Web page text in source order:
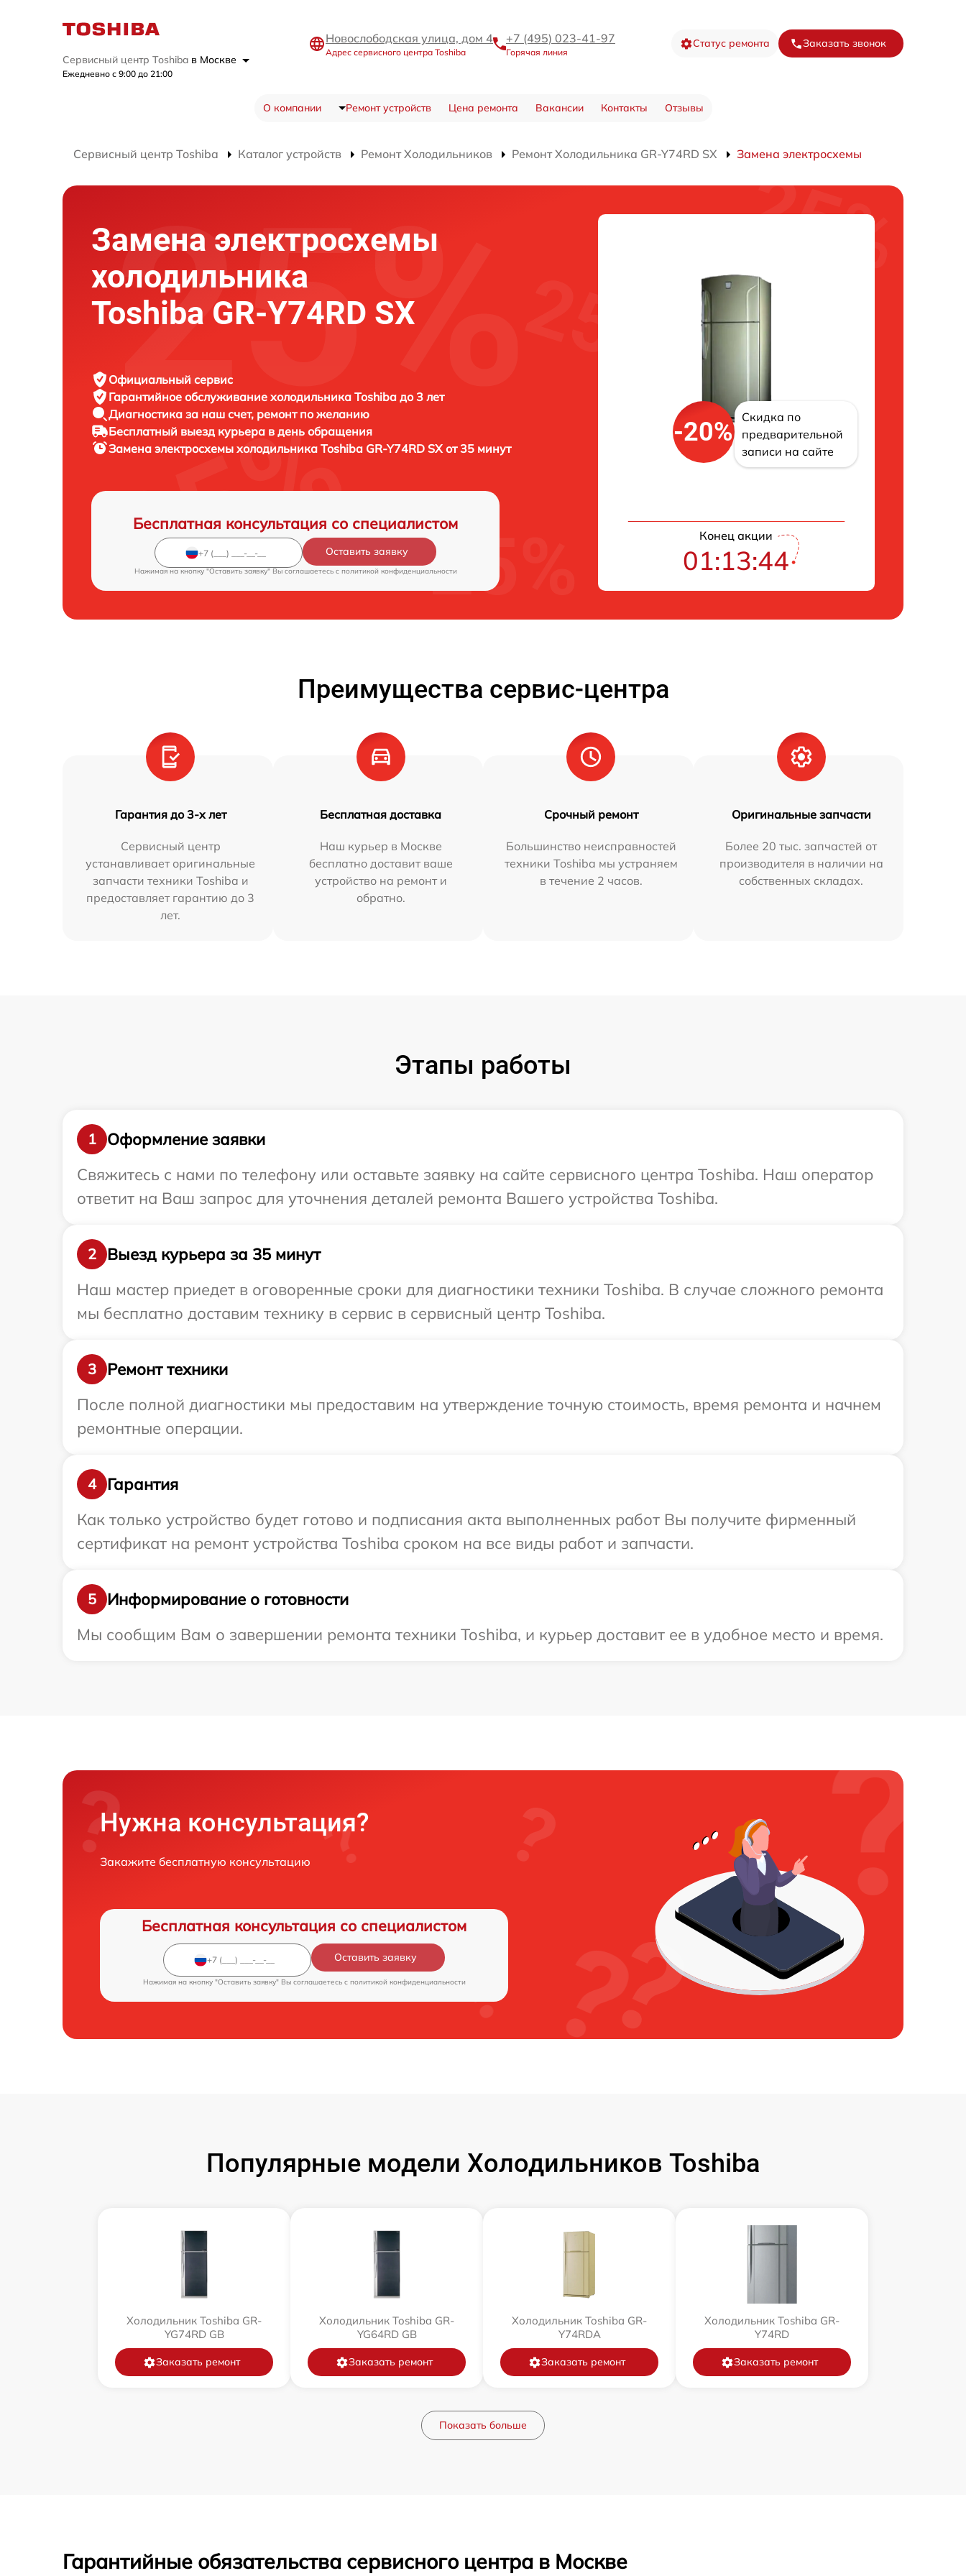
Сервисный центр Toshiba в Москве
Ежедневно с 9:00 до 21:00
Новослободская улица, дом 4
Адрес сервисного центра Toshiba
+7 (495) 023-41-97
Горячая линия
Статус ремонта Заказать звонок
О компании Ремонт устройств Цена ремонта Вакансии Контакты Отзывы
Сервисный центр Toshiba Каталог устройств Ремонт Холодильников Ремонт Холодильника GR-Y74RD SX Замена электросхемы
Замена электросхемы
холодильника
Toshiba GR-Y74RD SX
Официальный сервис
Гарантийное обслуживание холодильника Toshiba до 3 лет
Диагностика за наш счет, ремонт по желанию
Бесплатный выезд курьера в день обращения
Замена электросхемы холодильника Toshiba GR-Y74RD SX от 35 минут
Бесплатная консультация со специалистом
Оставить заявку
Нажимая на кнопку "Оставить заявку" Вы соглашаетесь c политикой конфиденциальности
-20%
Скидка по
предварительной
записи на сайте
Конец акции
01:13:43
Преимущества сервис-центра
Гарантия до 3-х лет
Сервисный центр
устанавливает оригинальные
запчасти техники Toshiba и
предоставляет гарантию до 3
лет.
Бесплатная доставка
Наш курьер в Москве
бесплатно доставит ваше
устройство на ремонт и
обратно.
Срочный ремонт
Большинство неисправностей
техники Toshiba мы устраняем
в течение 2 часов.
Оригинальные запчасти
Более 20 тыс. запчастей от
производителя в наличии на
собственных складах.
Этапы работы
1
Оформление заявки
Свяжитесь с нами по телефону или оставьте заявку на сайте сервисного центра Toshiba. Наш оператор
ответит на Ваш запрос для уточнения деталей ремонта Вашего устройства Toshiba.
2
Выезд курьера за 35 минут
Наш мастер приедет в оговоренные сроки для диагностики техники Toshiba. В случае сложного ремонта
мы бесплатно доставим технику в сервис в сервисный центр Toshiba.
3
Ремонт техники
После полной диагностики мы предоставим на утверждение точную стоимость, время ремонта и начнем
ремонтные операции.
4
Гарантия
Как только устройство будет готово и подписания акта выполненных работ Вы получите фирменный
сертификат на ремонт устройства Toshiba сроком на все виды работ и запчасти.
5
Информирование о готовности
Мы сообщим Вам о завершении ремонта техники Toshiba, и курьер доставит ее в удобное место и время.
Нужна консультация?
Закажите бесплатную консультацию
Бесплатная консультация со специалистом
Оставить заявку
Нажимая на кнопку "Оставить заявку" Вы соглашаетесь c политикой конфиденциальности
Популярные модели Холодильников Toshiba
Холодильник Toshiba GR-
YG74RD GB
Заказать ремонт
Холодильник Toshiba GR-
YG64RD GB
Заказать ремонт
Холодильник Toshiba GR-
Y74RDA
Заказать ремонт
Холодильник Toshiba GR-
Y74RD
Заказать ремонт
Показать больше
Гарантийные обязательства сервисного центра в Москве